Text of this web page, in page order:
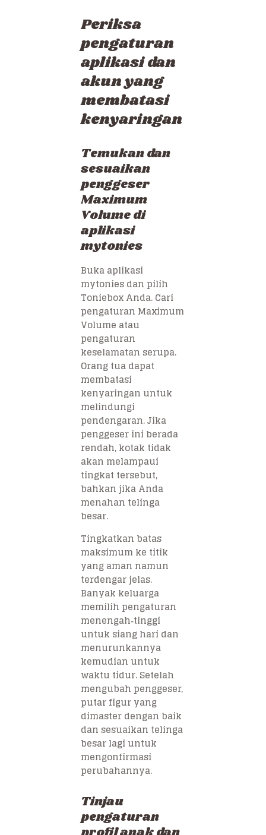
Periksa
pengaturan
aplikasi dan
akun yang
membatasi
kenyaringan
Temukan dan
sesuaikan
penggeser
Maximum
Volume di
aplikasi
mytonies
Buka aplikasi
mytonies dan pilih
Toniebox Anda. Cari
pengaturan Maximum
Volume atau
pengaturan
keselamatan serupa.
Orang tua dapat
membatasi
kenyaringan untuk
melindungi
pendengaran. Jika
penggeser ini berada
rendah, kotak tidak
akan melampaui
tingkat tersebut,
bahkan jika Anda
menahan telinga
besar.
Tingkatkan batas
maksimum ke titik
yang aman namun
terdengar jelas.
Banyak keluarga
memilih pengaturan
menengah‑tinggi
untuk siang hari dan
menurunkannya
kemudian untuk
waktu tidur. Setelah
mengubah penggeser,
putar figur yang
dimaster dengan baik
dan sesuaikan telinga
besar lagi untuk
mengonfirmasi
perubahannya.
Tinjau
pengaturan